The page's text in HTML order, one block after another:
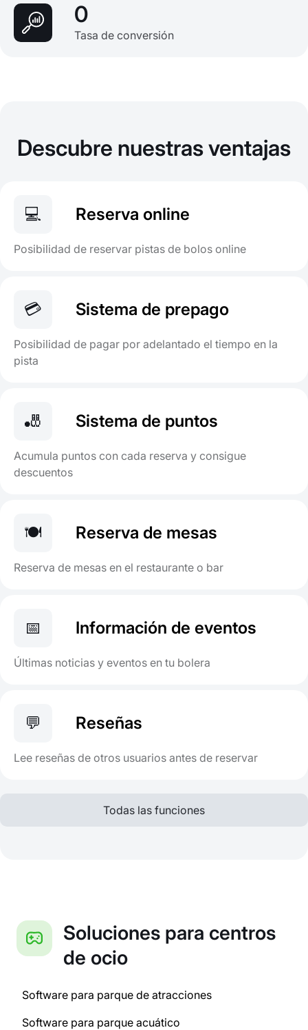
0
Tasa de conversión
Descubre nuestras ventajas
💻 Reserva online
Posibilidad de reservar pistas de bolos online
💳 Sistema de prepago
Posibilidad de pagar por adelantado el tiempo en la
pista
🎳 Sistema de puntos
Acumula puntos con cada reserva y consigue
descuentos
🍽️ Reserva de mesas
Reserva de mesas en el restaurante o bar
📅 Información de eventos
Últimas noticias y eventos en tu bolera
💬 Reseñas
Lee reseñas de otros usuarios antes de reservar
Todas las funciones
Soluciones para centros
de ocio
Software para parque de atracciones
Software para parque acuático